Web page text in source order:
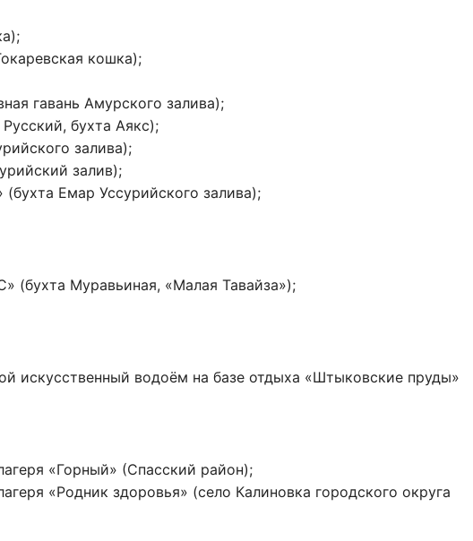
кошка);
гавань Амурского залива);
бухта Аякс);
залива);
залив);
Емар Уссурийского залива);
(бухта Муравьиная, «Малая Тавайза»);
искусственный водоём на базе отдыха «Штыковские пруды»
«Горный» (Спасский район);
«Родник здоровья» (село Калиновка городского округа